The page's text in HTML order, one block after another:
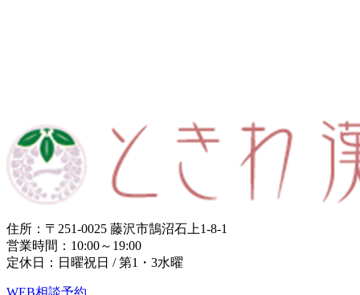
住所：〒251-0025 藤沢市鵠沼石上1-8-1
営業時間：10:00～19:00
定休日：日曜祝日 / 第1・3水曜